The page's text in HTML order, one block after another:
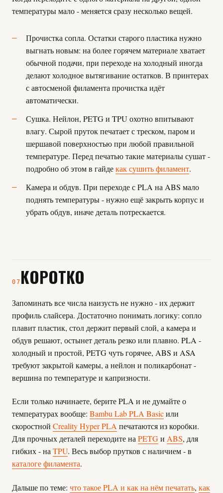
температуры мало - меняется сразу несколько вещей.
Прочистка сопла. Остатки старого пластика нужно
выгнать новым: на более горячем материале хватает
обычной подачи, при переходе на холодный иногда
делают холодное вытягивание остатков. В принтерах
с автосменой филамента прочистка идёт
автоматически.
Сушка. Нейлон, PETG и TPU охотно впитывают
влагу. Сырой пруток печатает с треском, паром и
шершавой поверхностью при любой правильной
температуре. Перед печатью такие материалы сушат -
подробно об этом в гайдекак сушить филамент.
Камера и обдув. При переходе с PLA на ABS мало
поднять температуры - нужно ещё закрыть корпус и
убрать обдув, иначе деталь потрескается.
07 КОРОТКО
Запоминать все числа наизусть не нужно - их держит
профиль слайсера. Достаточно понимать логику: сопло
плавит пластик, стол держит первый слой, а камера и
обдув решают, остынет деталь резко или плавно. PLA -
холодный и простой, PETG чуть горячее, ABS и ASA
требуют закрытой камеры, а нейлон и поликарбонат -
вершина по температуре и капризности.
Если только начинаете, берите PLA и не думайте о
температурах вообще: Bambu Lab PLA Basicили
скоростной Creality Hyper PLAпечатаются из коробки.
Для прочных деталей переходите наPETGи ABS, для
гибких - наTPU. Весь выбор прутков с наличием - в
каталоге филамента.
Дальше по теме: что такое PLA и как на нём печатать, как